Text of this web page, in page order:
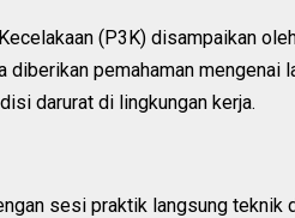
(P3K) disampaikan
pemahaman mengenai
darurat di lingkungan kerja.
sesi praktik langsung teknik